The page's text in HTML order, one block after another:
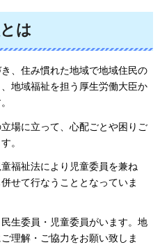
は
、住み慣れた地域で地域住民の
地域福祉を担う厚生労働大臣か
場に立って、心配ごとや困りご
。
福祉法により児童委員を兼ね
せて行なうこととなっていま
生委員・児童委員がいます。地
理解・ご協力をお願い致しま